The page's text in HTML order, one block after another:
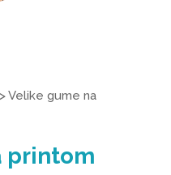
>Velike gume na
printom